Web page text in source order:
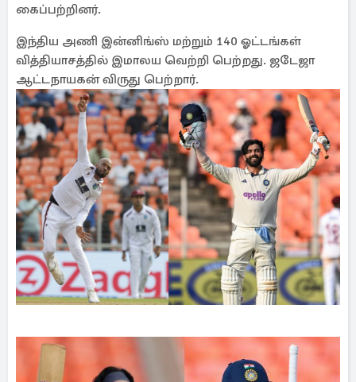
கைப்பற்றினர்.
இந்திய அணி இன்னிங்ஸ் மற்றும் 140 ஓட்டங்கள்
வித்தியாசத்தில் இமாலய வெற்றி பெற்றது. ஜடேஜா
ஆட்டநாயகன் விருது பெற்றார்.